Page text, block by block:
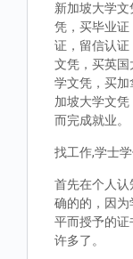
新加坡大学
凭，买毕业证
证，留信认
文凭，买英国
学文凭，买
加坡大学文
而完成就业。
找工作,学士
首先在个人
确的的，因
平而授予的
许多了。